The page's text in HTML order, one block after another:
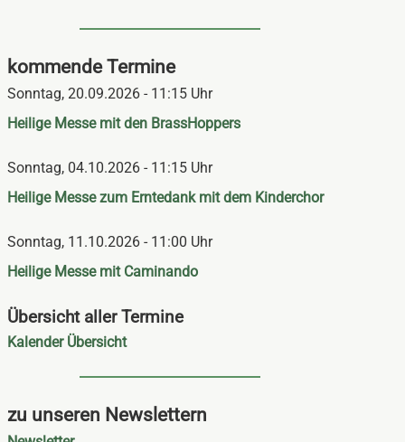
kommende Termine
Sonntag, 20.09.2026 - 11:15 Uhr
Heilige Messe mit den BrassHoppers
Sonntag, 04.10.2026 - 11:15 Uhr
Heilige Messe zum Erntedank mit dem Kinderchor
Sonntag, 11.10.2026 - 11:00 Uhr
Heilige Messe mit Caminando
Übersicht aller Termine
Navigation
Kalender Übersicht
zu unseren Newslettern